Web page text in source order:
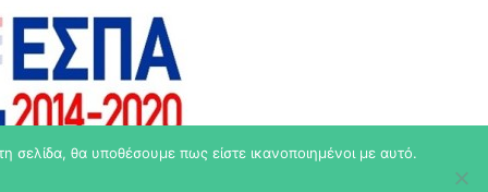
σελίδα, θα υποθέσουμε πως είστε ικανοποιημένοι με αυτό.